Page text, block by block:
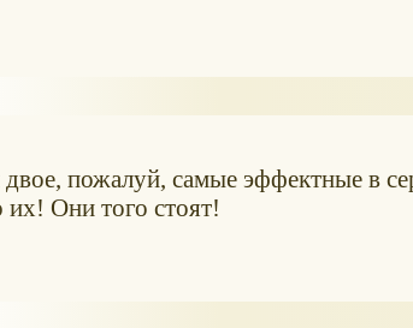
двое, пожалуй, самые эффектные в
их! Они того стоят!